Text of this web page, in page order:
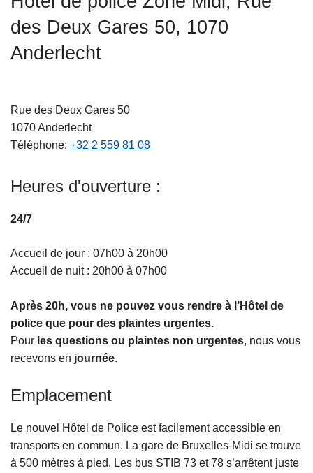
des Deux Gares 50, 1070
Anderlecht
Rue des Deux Gares 50
1070Anderlecht
Téléphone +32 2 559 81 08
Heures d'ouverture :
24/7
Accueil de jour : 07h00 à 20h00
Accueil de nuit : 20h00 à 07h00
Après 20h, vous ne pouvez vous rendre à l’Hôtel de
police que pour des plaintes urgentes.
Pour les questions ou plaintes non urgentes, nous vous
recevons en journée.
Emplacement
Le nouvel Hôtel de Police est facilement accessible en
transports en commun. La gare de Bruxelles-Midi se trouve
à 500 mètres à pied. Les bus STIB 73 et 78 s’arrêtent juste